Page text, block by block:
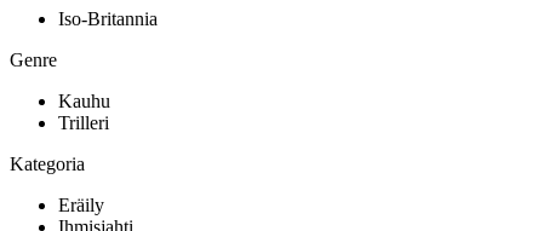
Iso-Britannia
Genre
Kauhu
Trilleri
Kategoria
Eräily
Ihmisjahti